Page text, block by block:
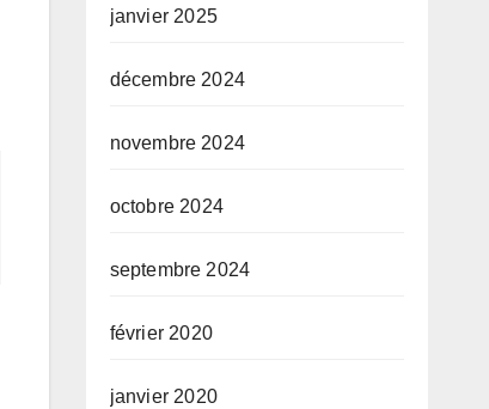
janvier 2025
décembre 2024
novembre 2024
octobre 2024
septembre 2024
février 2020
janvier 2020